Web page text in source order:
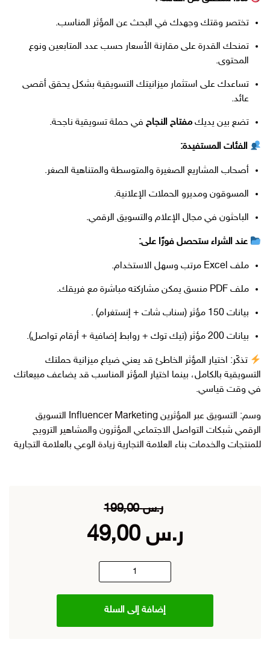
تختصر وقتك وجهدك في البحث عن المؤثر المناسب.
تمنحك القدرة على مقارنة الأسعار حسب عدد المتابعين ونوع
المحتوى.
تساعدك على استثمار ميزانيتك التسويقية بشكل يحقق أقصى
عائد.
تضع بين يديك مفتاح النجاح في حملة تسويقية ناجحة.
الفئات المستفيدة:
أصحاب المشاريع الصغيرة والمتوسطة والمتناهية الصغر.
المسوقون ومديرو الحملات الإعلانية.
الباحثون في مجال الإعلام والتسويق الرقمي.
عند الشراء ستحصل فورًا على:
ملف Excel مرتب وسهل الاستخدام.
ملف PDF منسق يمكن مشاركته مباشرة مع فريقك.
بيانات 150 مؤثر (سناب شات + إنستغرام) .
بيانات 200 مؤثر (تيك توك + روابط إضافية + أرقام تواصل).
تذكّر: اختيار المؤثر الخاطئ قد يعني ضياع ميزانية حملتك
التسويقية بالكامل، بينما اختيار المؤثر المناسب قد يضاعف مبيعاتك
في وقت قياسي.
وسم:
التسويق عبر المؤثرين Influencer Marketing التسويق
الرقمي شبكات التواصل الاجتماعي المؤثرون والمشاهير الترويج
للمنتجات والخدمات بناء العلامة التجارية زيادة الوعي بالعلامة التجارية
ر.س199,00
السعر
الأصلي
هو:
ر.س 199,00.
ر.س 49,00
السعر
هو:
ر.س 49,00.
كمية
قائمة
المؤثرين
الأعلى
إضافة إلى السلة